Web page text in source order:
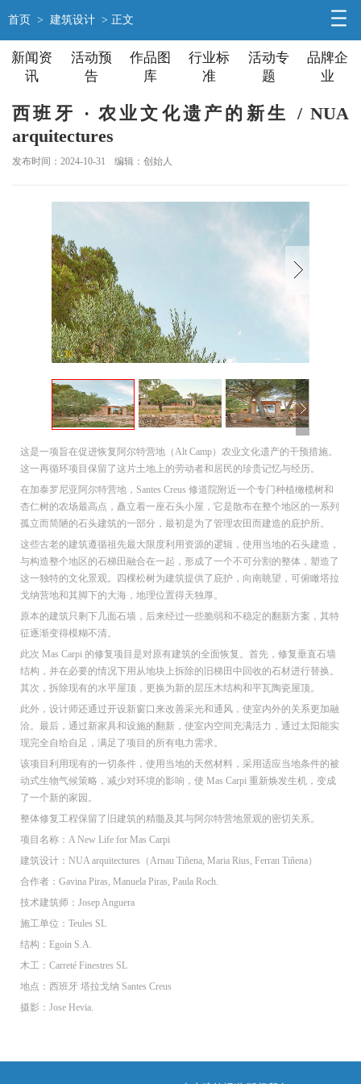
首页 > 建筑设计 > 正文
新闻资
讯
活动预
告
作品图
库
行业标
准
活动专
题
品牌企
业
西班牙 · 农业文化遗产的新生 / NUA
arquitectures
发布时间：2024-10-31 编辑：创始人
1-30
这是一项旨在促进恢复阿尔特营地（Alt Camp）农业文化遗产的干预措施。
这一再循环项目保留了这片土地上的劳动者和居民的珍贵记忆与经历。
在加泰罗尼亚阿尔特营地，Santes Creus 修道院附近一个专门种植橄榄树和
杏仁树的农场最高点，矗立着一座石头小屋，它是散布在整个地区的一系列
孤立而简陋的石头建筑的一部分，最初是为了管理农田而建造的庇护所。
这些古老的建筑遵循祖先最大限度利用资源的逻辑，使用当地的石头建造，
与构造整个地区的石梯田融合在一起，形成了一个不可分割的整体，塑造了
这一独特的文化景观。四棵松树为建筑提供了庇护，向南眺望，可俯瞰塔拉
戈纳营地和其脚下的大海，地理位置得天独厚。
原本的建筑只剩下几面石墙，后来经过一些脆弱和不稳定的翻新方案，其特
征逐渐变得模糊不清。
此次 Mas Carpi 的修复项目是对原有建筑的全面恢复。首先，修复垂直石墙
结构，并在必要的情况下用从地块上拆除的旧梯田中回收的石材进行替换。
其次，拆除现有的水平屋顶，更换为新的层压木结构和平瓦陶瓷屋顶。
此外，设计师还通过开设新窗口来改善采光和通风，使室内外的关系更加融
洽。最后，通过新家具和设施的翻新，使室内空间充满活力，通过太阳能实
现完全自给自足，满足了项目的所有电力需求。
该项目利用现有的一切条件，使用当地的天然材料，采用适应当地条件的被
动式生物气候策略，减少对环境的影响，使 Mas Carpi 重新焕发生机，变成
了一个新的家园。
整体修复工程保留了旧建筑的精髓及其与阿尔特营地景观的密切关系。
项目名称：A New Life for Mas Carpi
建筑设计：NUA arquitectures（Arnau Tiñena, Maria Rius, Ferran Tiñena）
合作者：Gavina Piras, Manuela Piras, Paula Roch.
技术建筑师：Josep Anguera
施工单位：Teules SL
结构：Egoin S.A.
木工：Carreté Finestres SL
地点：西班牙 塔拉戈纳 Santes Creus
摄影：Jose Hevia.